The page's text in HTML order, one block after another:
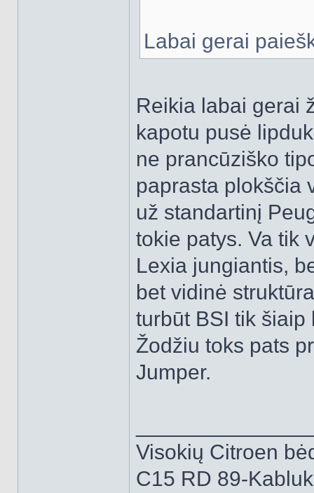
Labai gerai
Reikia labai gerai
kapotu pusė
ne prancūziško
paprasta plokščia
už standartinį
tokie patys. Va tik
Lexia jungiantis,
bet vidinė
turbūt BSI tik šiaip
Žodžiu toks pats
Jumper.
Visokių Citroen
C15 RD 89-